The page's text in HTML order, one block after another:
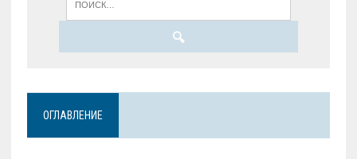
ОГЛАВЛЕНИЕ